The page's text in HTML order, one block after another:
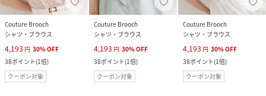
Couture Brooch
シャツ・ブラウス
4,193 円 30%OFF
38ポイント(1倍)
クーポン対象
Couture Brooch
シャツ・ブラウス
4,193 円 30%OFF
38ポイント(1倍)
クーポン対象
Couture Brooch
シャツ・ブラウス
4,193 円 30%OFF
38ポイント(1倍)
クーポン対象